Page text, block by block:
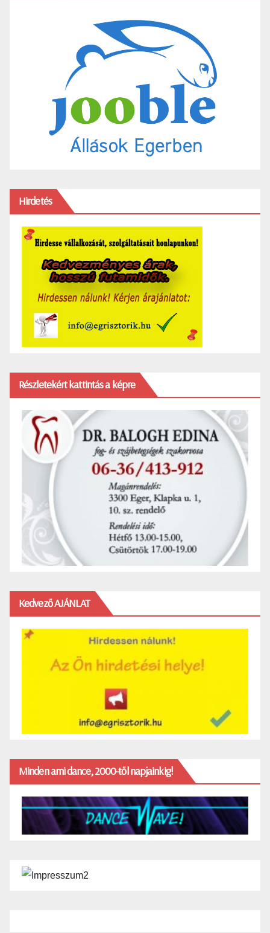
Hirdetés
Részletekért kattintás a képre
Kedvező AJÁNLAT
Minden ami dance, 2000-től napjainkig!